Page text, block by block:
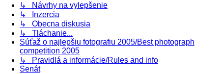
↳ Návrhy na vylepšenie
↳ Inzercia
↳ Obecna diskusia
↳ Tláchanie...
Súťaž o najlepšiu fotografiu 2005/Best photograph
competition 2005
↳ Pravidlá a informácie/Rules and info
Senát